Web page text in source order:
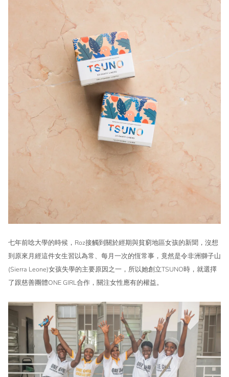
七年前唸大學的時候，Roz接觸到關於經期與貧窮地區女孩的新聞，沒想
到原來月經這件女生習以為常、每月一次的恆常事，竟然是令非洲獅子山
(Sierra Leone)女孩失學的主要原因之一，所以她創立TSUNO時，就選擇
了跟慈善團體ONE GIRL合作，關注女性應有的權益。